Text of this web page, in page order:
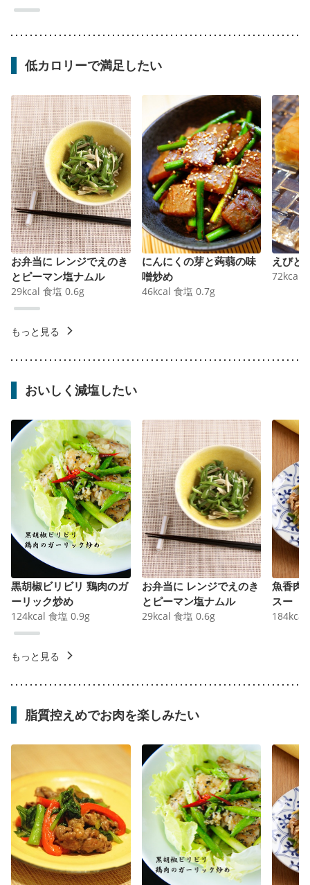
低カロリーで満足したい
お弁当に レンジでえのき
とピーマン塩ナムル
29kcal 食塩 0.6g
にんにくの芽と蒟蒻の味
噌炒め
46kcal 食塩 0.7g
えびと
72kcal
もっと見る
おいしく減塩したい
黒胡椒ビリビリ 鶏肉のガ
ーリック炒め
124kcal 食塩 0.9g
お弁当に レンジでえのき
とピーマン塩ナムル
29kcal 食塩 0.6g
魚香肉
スー
184kcal
もっと見る
脂質控えめでお肉を楽しみたい